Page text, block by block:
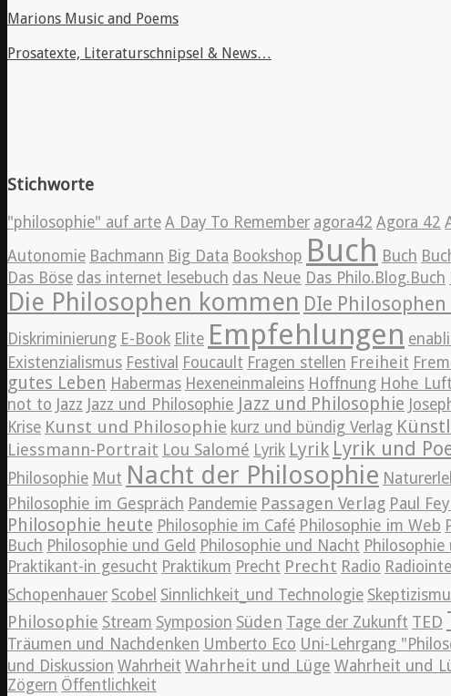
Marions Music and Poems
Prosatexte, Literaturschnipsel & News…
Stichworte
"philosophie" auf arte A Day To Remember agora42 Agora 42
Autonomie Bachmann Big Data Bookshop Buch Buch
Das Böse das internet lesebuch das Neue Das Philo.Blog.Buch
Die Philosophen kommen DIe
Diskriminierung E-Book Elite Empfehlungen
Existenzialismus Festival Foucault Fragen stellen Freiheit
gutes Leben Habermas Hexeneinmaleins Hoffnung Hohe
not to Jazz Jazz und Philosophie Jazz und Philosophie
Krise Kunst und Philosophie kurz und bündig Verlag
Liessmann-Portrait Lou Salomé Lyrik Lyrik Lyrik und
Philosophie Mut Nacht der Philosophie
Philosophie im Gespräch Pandemie Passagen Verlag Paul
Philosophie heute Philosophie im Café Philosophie im Web
Buch Philosophie und Geld Philosophie und Nacht
Praktikant-in gesucht Praktikum Precht Precht Radio
Schopenhauer Scobel Sinnlichkeit_und Technologie
Philosophie Stream Symposion Süden Tage der Zukunft TED
Träumen und Nachdenken Umberto Eco Uni-Lehrgang
und Diskussion Wahrheit Wahrheit und Lüge Wahrheit und
Zögern Öffentlichkeit